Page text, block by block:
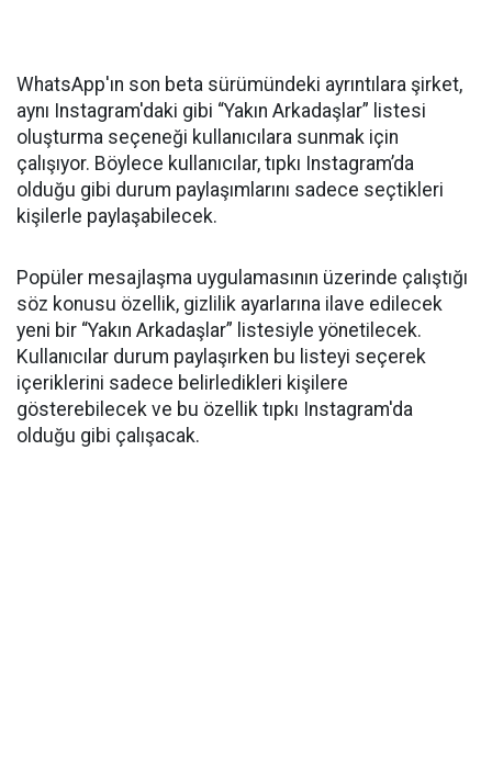
WhatsApp'ın son beta sürümündeki ayrıntılara şirket,
aynı Instagram'daki gibi “Yakın Arkadaşlar” listesi
oluşturma seçeneği kullanıcılara sunmak için
çalışıyor. Böylece kullanıcılar, tıpkı Instagram’da
olduğu gibi durum paylaşımlarını sadece seçtikleri
kişilerle paylaşabilecek.
Popüler mesajlaşma uygulamasının üzerinde çalıştığı
söz konusu özellik, gizlilik ayarlarına ilave edilecek
yeni bir “Yakın Arkadaşlar” listesiyle yönetilecek.
Kullanıcılar durum paylaşırken bu listeyi seçerek
içeriklerini sadece belirledikleri kişilere
gösterebilecek ve bu özellik tıpkı Instagram'da
olduğu gibi çalışacak.